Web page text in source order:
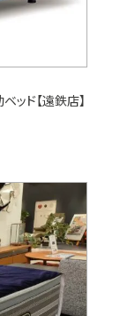
ッド【遠鉄店】